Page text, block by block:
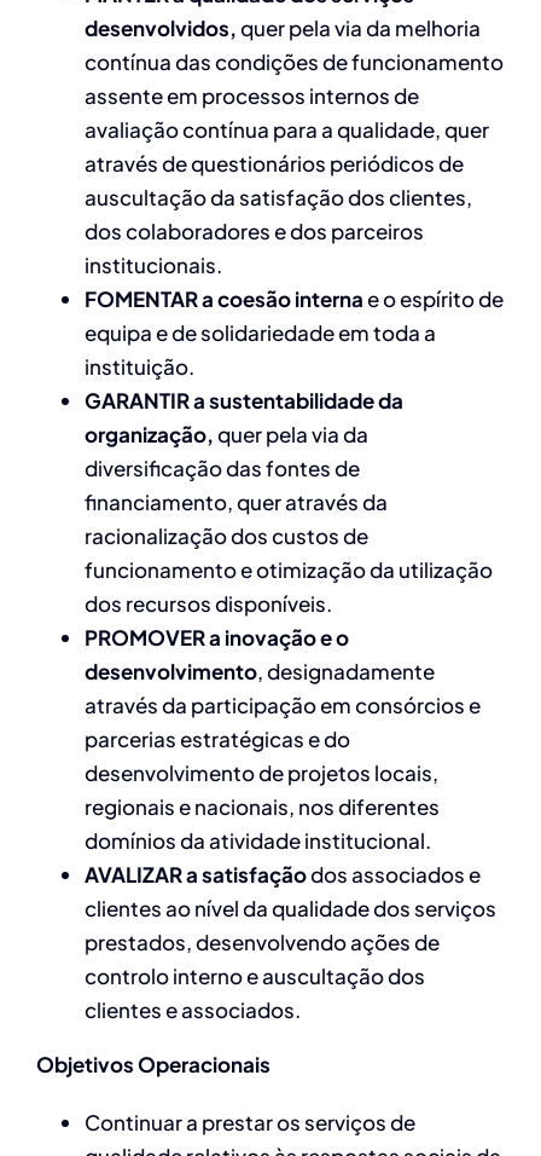
desenvolvidos,quer pela via da melhoria
contínua das condições de funcionamento
assente em processos internos de
avaliação contínua para a qualidade, quer
através de questionários periódicos de
auscultação da satisfação dos clientes,
dos colaboradores e dos parceiros
institucionais.
FOMENTAR a coesão internae o espírito de
equipa e de solidariedade em toda a
instituição.
GARANTIR a sustentabilidade da
organização,quer pela via da
diversificação das fontes de
financiamento, quer através da
racionalização dos custos de
funcionamento e otimização da utilização
dos recursos disponíveis.
PROMOVER a inovação e o
desenvolvimento, designadamente
através da participação em consórcios e
parcerias estratégicas e do
desenvolvimento de projetos locais,
regionais e nacionais, nos diferentes
domínios da atividade institucional.
AVALIZAR a satisfaçãodos associados e
clientes ao nível da qualidade dos serviços
prestados, desenvolvendo ações de
controlo interno e auscultação dos
clientes e associados.
Objetivos Operacionais
Continuar a prestar os serviços de